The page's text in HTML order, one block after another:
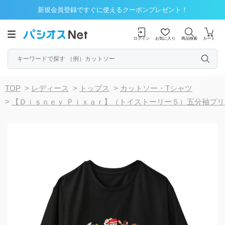
新規会員登録ですぐに使えるクーポンプレゼント！
ログイン お気に入り 商品検索 カート
TOP > レディース > トップス > カットソー・Tシャツ
>
【Ｄｉｓｎｅｙ Ｐｉｘａｒ】（トイストーリー５）五分袖プ